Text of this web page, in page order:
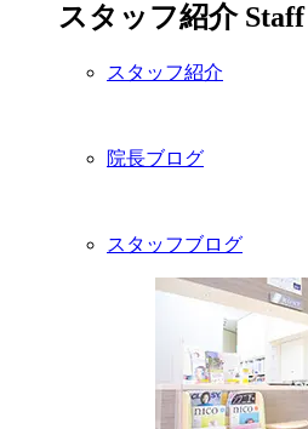
スタッフ紹介 Staff
スタッフ紹介
院長ブログ
スタッフブログ